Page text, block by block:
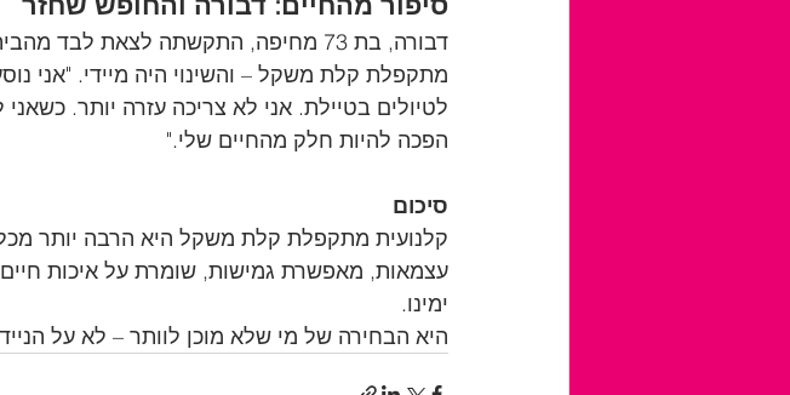
דבורה, בת 73 מחיפה, התקשתה לצאת
מתקפלת קלת משקל – והשינוי היה מיידי. "אני
לטיולים בטיילת. אני לא צריכה עזרה יותר.
הפכה להיות חלק מהחיים שלי."
סיכום
קלנועית מתקפלת קלת משקל היא הרבה יותר
עצמאות, מאפשרת גמישות, שומרת על איכות
ימינו.
היא הבחירה של מי שלא מוכן לוותר – לא על